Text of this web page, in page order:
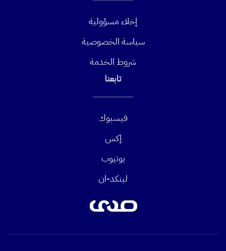
إخلاء مسؤولية
سياسة الخصوصية
شروط الخدمة
تابعنا
فيسبوك
إكس
يوتيوب
لينكد-ان